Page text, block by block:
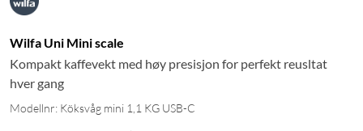
Wilfa Uni Mini scale
Kompakt kaffevekt med høy presisjon for perfekt reusltat
hver gang
Modellnr: Köksvåg mini 1,1 KG USB-C